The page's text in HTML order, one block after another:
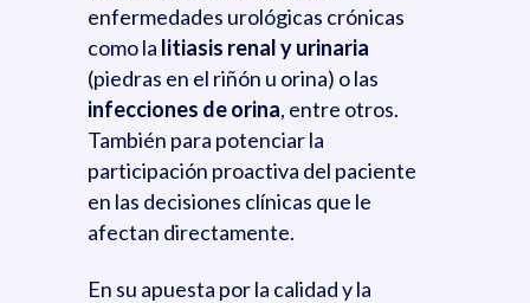
enfermedades urológicas crónicas
como la litiasis renal y urinaria
(piedras en el riñón u orina) o las
infecciones de orina, entre otros.
También para potenciar la
participación proactiva del paciente
en las decisiones clínicas que le
afectan directamente.
En su apuesta por la calidad y la